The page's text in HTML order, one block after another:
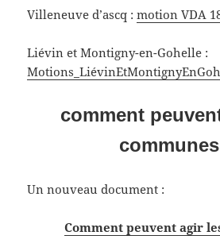
Villeneuve d’ascq :motion VDA
Liévin et Montigny-en-Gohelle :
comment
Un nouveau document :
Comment peuvent agir